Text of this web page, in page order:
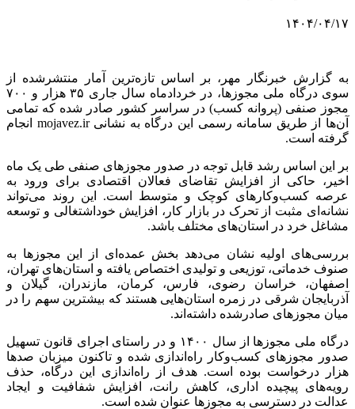
۱۴۰۴/۰۴/۱۷
به گزارش خبرنگار مهر، بر اساس تازه‌ترین آمار منتشرشده از
سوی درگاه ملی مجوزها، در خردادماه سال جاری ۳۵ هزار و ۷۰۰
مجوز صنفی (پروانه کسب) در سراسر کشور صادر شده که تمامی
آن‌ها از طریق سامانه رسمی این درگاه به نشانی mojavez.ir انجام
گرفته است.
بر این اساس رشد قابل توجه در صدور مجوزهای صنفی طی یک ماه
اخیر، حاکی از افزایش تقاضای فعالان اقتصادی برای ورود به
عرصه کسب‌وکارهای کوچک و متوسط است. این روند می‌تواند
نشانه‌ای مثبت از تحرک در بازار کار، افزایش خوداشتغالی و توسعه
مشاغل خرد در استان‌های مختلف باشد.
بررسی‌های اولیه نشان می‌دهد بخش عمده‌ای از این مجوزها به
صنوف خدماتی، توزیعی و تولیدی اختصاص یافته و استان‌های تهران،
اصفهان، خراسان رضوی، فارس، کرمان، مازندران، گیلان و
آذربایجان شرقی در زمره استان‌هایی هستند که بیشترین سهم را در
میان مجوزهای صادرشده داشته‌اند.
درگاه ملی مجوزها از سال ۱۴۰۰ و در راستای اجرای قانون تسهیل
صدور مجوزهای کسب‌وکار راه‌اندازی شده و تاکنون میزبان صدها
هزار درخواست بوده است. هدف از راه‌اندازی این درگاه، حذف
رویه‌های پیچیده اداری، کاهش رانت، افزایش شفافیت و ایجاد
عدالت در دسترسی به مجوزها عنوان شده است.